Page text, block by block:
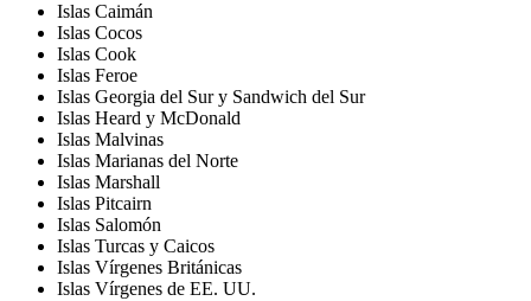
Islas Caimán
Islas Cocos
Islas Cook
Islas Feroe
Islas Georgia del Sur y Sandwich del Sur
Islas Heard y McDonald
Islas Malvinas
Islas Marianas del Norte
Islas Marshall
Islas Pitcairn
Islas Salomón
Islas Turcas y Caicos
Islas Vírgenes Británicas
Islas Vírgenes de EE. UU.